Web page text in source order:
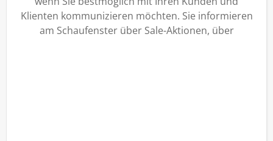
Klienten kommunizieren möchten. Sie informieren
am Schaufenster über Sale-Aktionen, über